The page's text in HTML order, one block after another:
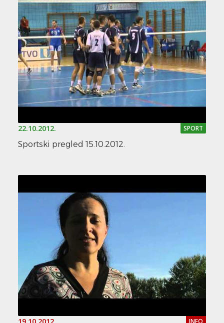
22.10.2012. SPORT
Sportski pregled 15.10.2012.
INFO